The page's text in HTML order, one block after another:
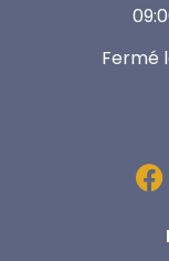
Fermé